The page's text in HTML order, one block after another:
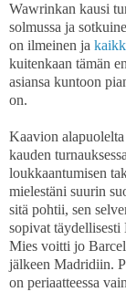
Wawrinkan kausi
solmussa ja
on ilmeinen ja
kuitenkaan tämän
asiansa kuntoon
on.
Kaavion
kauden
loukkaantumisen
mielestäni suurin
sitä pohtii, sen
sopivat
Mies voitti jo
jälkeen Madridiin.
on periaatteessa